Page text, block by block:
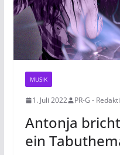
MUSIK
1. Juli 2022 PR-G -
Antonja
ein